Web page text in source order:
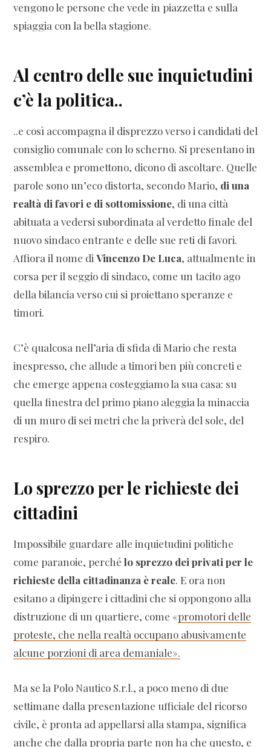
vengono le persone che vede in piazzetta e sulla
spiaggia con la bella stagione.
Al centro delle sue inquietudini
c’è la politica..
..e così accompagna il disprezzo verso i candidati del
consiglio comunale con lo scherno. Si presentano in
assemblea e promettono, dicono di ascoltare. Quelle
parole sono un’eco distorta, secondo Mario, di una
realtà di favori e di sottomissione, di una città
abituata a vedersi subordinata al verdetto finale del
nuovo sindaco entrante e delle sue reti di favori.
Affiora il nome di Vincenzo De Luca, attualmente in
corsa per il seggio di sindaco, come un tacito ago
della bilancia verso cui si proiettano speranze e
timori.
C’è qualcosa nell’aria di sfida di Mario che resta
inespresso, che allude a timori ben più concreti e
che emerge appena costeggiamo la sua casa: su
quella finestra del primo piano aleggia la minaccia
di un muro di sei metri che la priverà del sole, del
respiro.
Lo sprezzo per le richieste dei
cittadini
Impossibile guardare alle inquietudini politiche
come paranoie, perché lo sprezzo dei privati per le
richieste della cittadinanza è reale. E ora non
esitano a dipingere i cittadini che si oppongono alla
distruzione di un quartiere, come «promotori delle
proteste, che nella realtà occupano abusivamente
alcune porzioni di area demaniale».
Ma se la Polo Nautico S.r.l., a poco meno di due
settimane dalla presentazione ufficiale del ricorso
civile, è pronta ad appellarsi alla stampa, significa
anche che dalla propria parte non ha che questo, e